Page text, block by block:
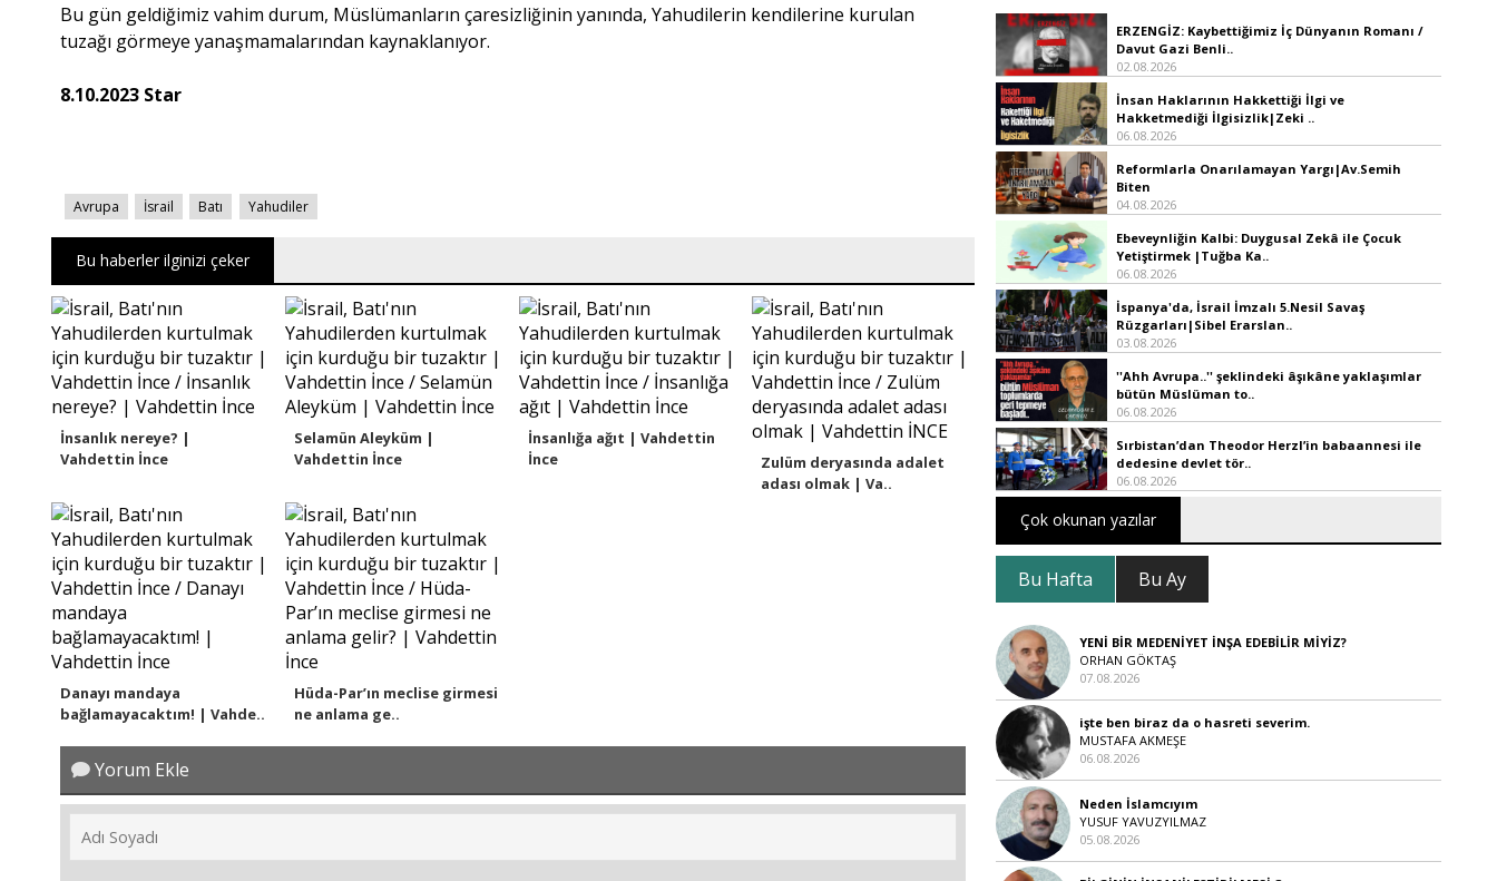
Bu gün geldiğimiz vahim durum, Müslümanların çaresizliğinin yanında, Yahudilerin kendilerine kurulan
tuzağı görmeye yanaşmamalarından kaynaklanıyor.
8.10.2023 Star
Avrupa İsrail Batı Yahudiler
Bu haberler ilginizi çeker
İnsanlık nereye? |
Vahdettin İnce
Selamün Aleyküm |
Vahdettin İnce
İnsanlığa ağıt | Vahdettin
İnce
Zulüm deryasında adalet
adası olmak | Va..
Danayı mandaya
bağlamayacaktım! | Vahde..
Hüda-Par’ın meclise girmesi
ne anlama ge..
Yorum Ekle
ERZENGİZ: Kaybettiğimiz İç Dünyanın Romanı /
Davut Gazi Benli..
02.08.2026
İnsan Haklarının Hakkettiği İlgi ve
Hakketmediği İlgisizlik|Zeki ..
06.08.2026
Reformlarla Onarılamayan Yargı|Av.Semih
Biten
04.08.2026
Ebeveynliğin Kalbi: Duygusal Zekâ ile Çocuk
Yetiştirmek |Tuğba Ka..
06.08.2026
İspanya'da, İsrail İmzalı 5.Nesil Savaş
Rüzgarları|Sibel Erarslan..
03.08.2026
''Ahh Avrupa..'' şeklindeki âşıkâne yaklaşımlar
bütün Müslüman to..
06.08.2026
Sırbistan’dan Theodor Herzl’in babaannesi ile
dedesine devlet tör..
06.08.2026
Çok okunan yazılar
Bu Hafta Bu Ay
YENİ BİR MEDENİYET İNŞA EDEBİLİR MİYİZ?
ORHAN GÖKTAŞ
07.08.2026
işte ben biraz da o hasreti severim.
MUSTAFA AKMEŞE
06.08.2026
Neden İslamcıyım
YUSUF YAVUZYILMAZ
05.08.2026